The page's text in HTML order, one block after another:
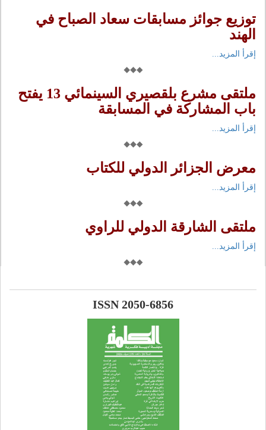
توزيع جوائز مسابقات سعاد الصباح في
الهند
إقرأ المزيد...
ملتقى مشرع بلقصيري السينمائي 13 يفتح
باب المشاركة في المسابقة
إقرأ المزيد...
معرض الجزائر الدولي للكتاب
إقرأ المزيد...
ملتقى الشارقة الدولي للراوي
إقرأ المزيد...
ISSN 2050-6856